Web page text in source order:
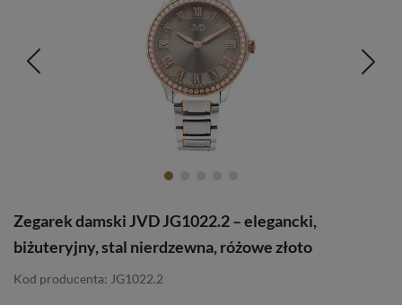
Zegarek damski JVD JG1022.2 – elegancki,
biżuteryjny, stal nierdzewna, różowe złoto
Kod producenta: JG1022.2